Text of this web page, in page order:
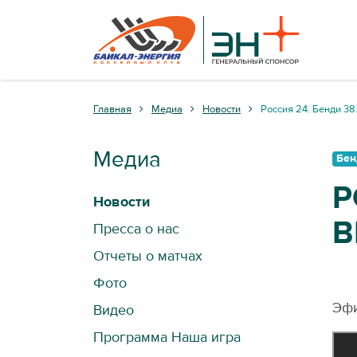
Главная Медиа Новости Россия 24. Бенди
Медиа
Новости
Пресса о нас
Отчеты о матчах
Фото
Видео
Программа Наша игра